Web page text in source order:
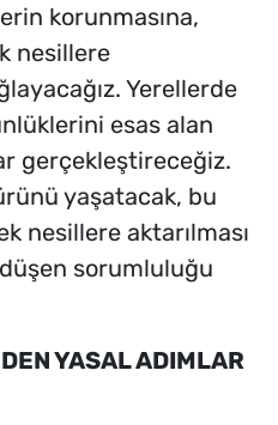
korunmasına,
nesillere
Yerellerde
esas alan
gerçekleştireceğiz.
yaşatacak, bu
nesillere aktarılması
sorumluluğu
YASAL ADIMLAR